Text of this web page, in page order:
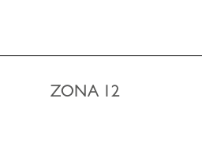
ZONA 12